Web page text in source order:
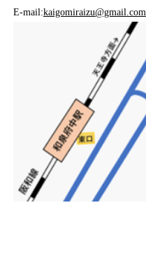
E-mail:kaigomiraizu@gmail.com